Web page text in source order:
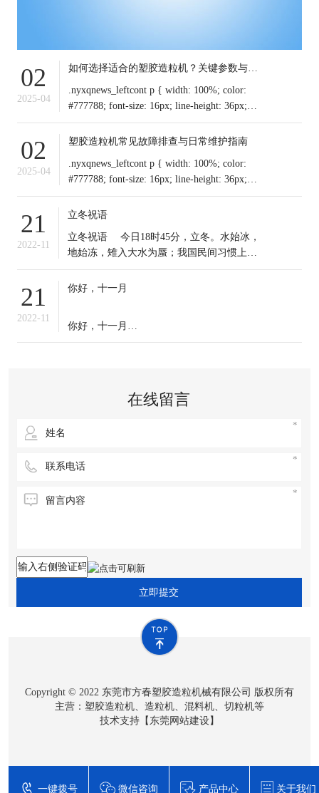
02
2025-04
如何选择适合的塑胶造粒机？关键参数与行业应用解析
.nyxqnews_leftcont p { width: 100%; color:
#777788; font-size: 16px; line-height: 36px;
text-indent: 0em !important; mar
02
2025-04
塑胶造粒机常见故障排查与日常维护指南
.nyxqnews_leftcont p { width: 100%; color:
#777788; font-size: 16px; line-height: 36px;
text-indent: 0em !important; mar
21
2022-11
立冬祝语
​立冬祝语 今日18时45分，立冬。水始冰，
地始冻，雉入大水为蜃；我国民间习惯上把
这一天作为冬季之始；冬天到来，今日起我
们应保证充足睡眠，多晒太阳，适时锻炼，
子碗，冻掉耳朵没人管”的说法。你那里立冬
吃啥？冬天来了，
21
2022-11
你好，十一月
你好，十一月
在线留言
立即提交
Copyright © 2022 东莞市方春塑胶造粒机械有限公司 版权所有
主营：塑胶造粒机、造粒机、混料机、切粒机等
技术支持【东莞网站建设】
一键拨号 微信咨询 产品中心 关于我们